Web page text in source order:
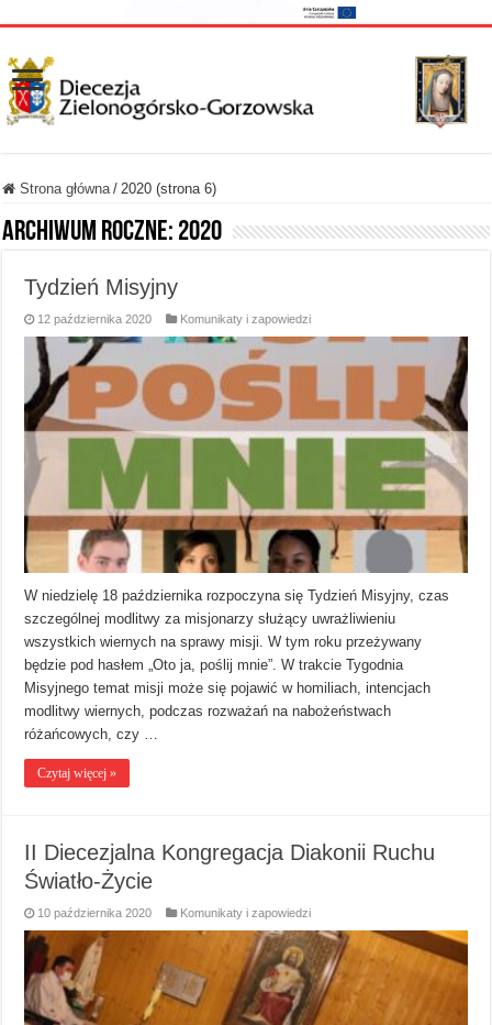
Strona główna / 2020 (strona 6)
Archiwum roczne: 2020
Tydzień Misyjny
12 października 2020 Komunikaty i zapowiedzi
W niedzielę 18 października rozpoczyna się Tydzień Misyjny, czas
szczególnej modlitwy za misjonarzy służący uwrażliwieniu
wszystkich wiernych na sprawy misji. W tym roku przeżywany
będzie pod hasłem „Oto ja, poślij mnie”. W trakcie Tygodnia
Misyjnego temat misji może się pojawić w homiliach, intencjach
modlitwy wiernych, podczas rozważań na nabożeństwach
różańcowych, czy …
Czytaj więcej »
II Diecezjalna Kongregacja Diakonii Ruchu
Światło-Życie
10 października 2020 Komunikaty i zapowiedzi